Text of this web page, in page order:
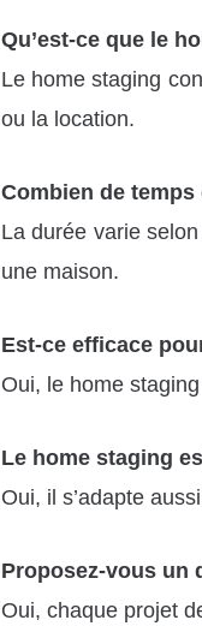
Qu’est-ce que le
Le home staging
ou la location.
Combien de
La durée varie
une maison.
Est-ce efficace
Oui, le home
Le home staging
Oui, il s’adapte
Proposez-vous un
Oui, chaque projet